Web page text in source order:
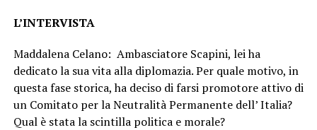
L’INTERVISTA
Maddalena Celano: Ambasciatore Scapini, lei ha
dedicato la sua vita alla diplomazia. Per quale motivo, in
questa fase storica, ha deciso di farsi promotore attivo di
un Comitato per la Neutralità Permanente dell’ Italia?
Qual è stata la scintilla politica e morale?